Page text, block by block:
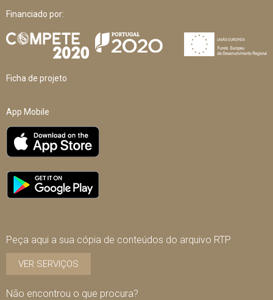
Financiado por:
Ficha de projeto
App Mobile
Peça aqui a sua cópia de conteúdos do arquivo RTP
VER SERVIÇOS
Não encontrou o que procura?